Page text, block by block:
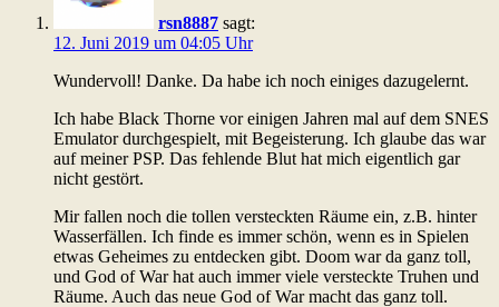
rsn8887 sagt:
12. Juni 2019 um 04:05 Uhr
Wundervoll! Danke. Da habe ich noch einiges dazugelernt.
Ich habe Black Thorne vor einigen Jahren mal auf dem SNES
Emulator durchgespielt, mit Begeisterung. Ich glaube das war
auf meiner PSP. Das fehlende Blut hat mich eigentlich gar
nicht gestört.
Mir fallen noch die tollen versteckten Räume ein, z.B. hinter
Wasserfällen. Ich finde es immer schön, wenn es in Spielen
etwas Geheimes zu entdecken gibt. Doom war da ganz toll,
und God of War hat auch immer viele versteckte Truhen und
Räume. Auch das neue God of War macht das ganz toll.